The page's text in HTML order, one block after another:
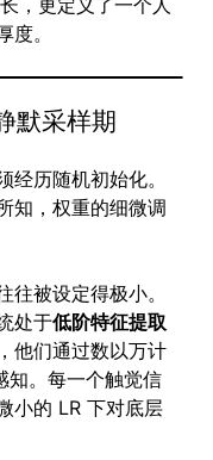
，更定义了一个人
。
默采样期
历随机初始化。
知，权重的细微调
被设定得极小。
处于低阶特征提取
他们通过数以万计
知。每一个触觉信
小的 LR 下对底层